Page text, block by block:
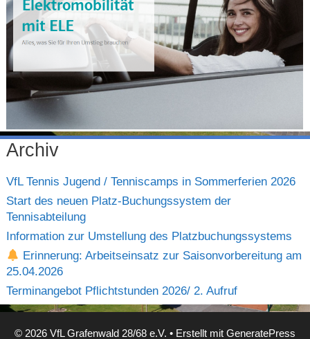
Archiv
VfL Tennis Jugend / Tenniscamps in Sommerferien 2026
Start des neuen Platz-Buchungssystem der
Tennisabteilung
Information zur Umstellung des Platzbuchungssystems
Erinnerung: Arbeitseinsatz zur Saisonvorbereitung am
25.04.2026
Terminangebot Pflichtstunden 2026/ 2. Aufruf
© 2026 VfL Grafenwald 28/68 e.V. • Erstellt mit GeneratePress